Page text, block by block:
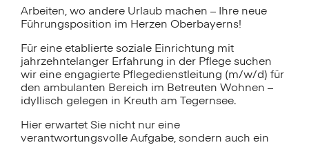
Arbeiten, wo andere Urlaub machen – Ihre neue
Führungsposition im Herzen Oberbayerns!
Für eine etablierte soziale Einrichtung mit
jahrzehntelanger Erfahrung in der Pflege suchen
wir eine engagierte Pflegedienstleitung (m/w/d) für
den ambulanten Bereich im Betreuten Wohnen –
idyllisch gelegen in Kreuth am Tegernsee.
Hier erwartet Sie nicht nur eine
verantwortungsvolle Aufgabe, sondern auch ein